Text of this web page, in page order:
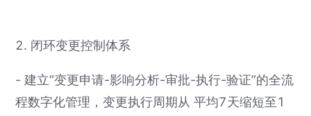
2. 闭环变更控制体系
- 建立“变更申请-影响分析-审批-执行-验证”的全流
程数字化管理，变更执行周期从 平均7天缩短至1